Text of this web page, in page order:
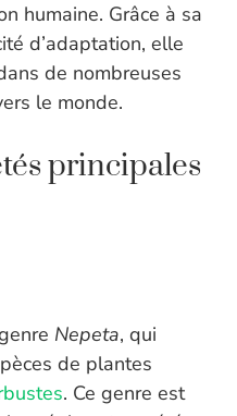
humaine. Grâce à sa
d’adaptation, elle
de nombreuses
le monde.
principales
Nepeta, qui
de plantes
. Ce genre est